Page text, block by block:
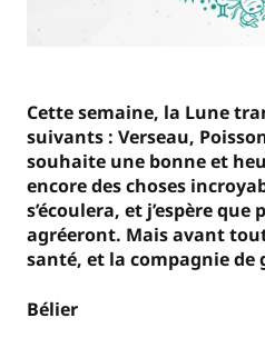
Cette semaine, la Lune
suivants : Verseau,
souhaite une bonne et
encore des choses
s’écoulera, et j’espère
agréeront. Mais avant
santé, et la compagnie de
Bélier